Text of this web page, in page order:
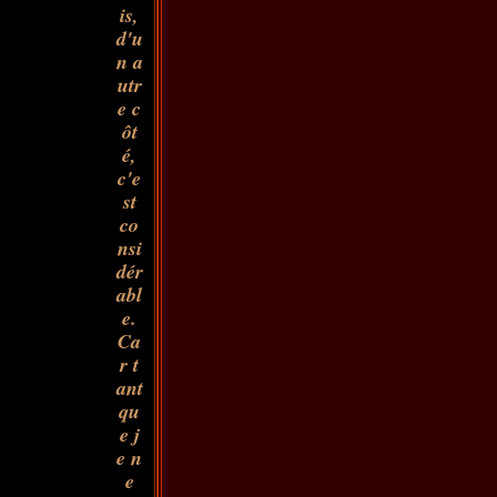
is,
d'u
n a
utr
e c
ôt
é,
c'e
st
co
nsi
dér
abl
e.
Ca
r t
ant
qu
e j
e n
e